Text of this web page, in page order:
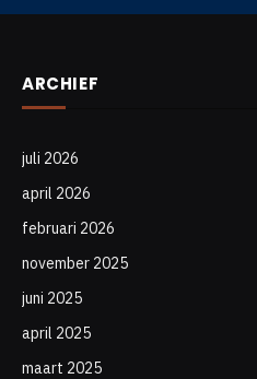
ARCHIEF
juli 2026
april 2026
februari 2026
november 2025
juni 2025
april 2025
maart 2025